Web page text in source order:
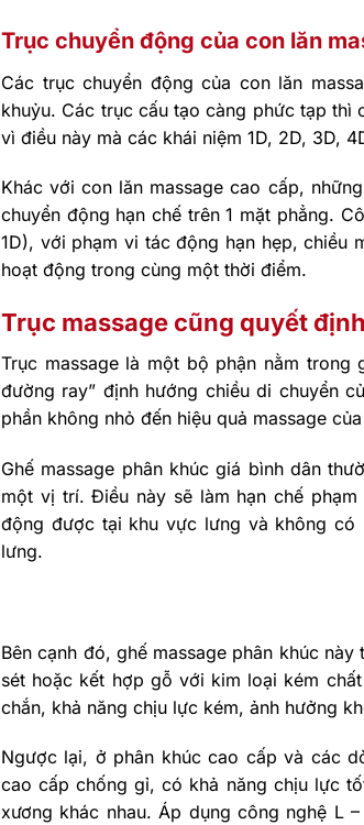
Trục chuyển động của con lăn
Các trục chuyển động của con lăn
khuỷu. Các trục cấu tạo càng phức tạp thì
vì điều này mà các khái niệm 1D, 2D, 3D,
Khác với con lăn massage cao cấp,
chuyển động hạn chế trên 1 mặt phẳng.
1D), với phạm vi tác động hạn hẹp, chiều
hoạt động trong cùng một thời điểm.
Trục massage cũng quyết
Trục massage là một bộ phận nằm trong
đường ray” định hướng chiều di chuyển
phần không nhỏ đến hiệu quả massage
Ghế massage phân khúc giá bình dân
một vị trí. Điều này sẽ làm hạn chế
động được tại khu vực lưng và không
lưng.
Bên cạnh đó, ghế massage phân khúc
sét hoặc kết hợp gỗ với kim loại kém
chắn, khả năng chịu lực kém, ảnh hưởng
Ngược lại, ở phân khúc cao cấp và các
cao cấp chống gỉ, có khả năng chịu lực
xương khác nhau. Áp dụng công nghệ L